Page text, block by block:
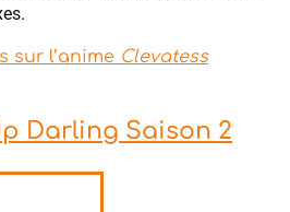
sur l’anime Clevatess
Darling Saison 2